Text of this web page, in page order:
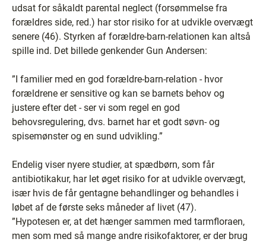
udsat for såkaldt parental neglect (forsømmelse fra
forældres side, red.) har stor risiko for at udvikle overvægt
senere (46). Styrken af forældre-barn-relationen kan altså
spille ind. Det billede genkender Gun Andersen:
”I familier med en god forældre-barn-relation - hvor
forældrene er sensitive og kan se barnets behov og
justere efter det - ser vi som regel en god
behovsregulering, dvs. barnet har et godt søvn- og
spisemønster og en sund udvikling.”
Endelig viser nyere studier, at spædbørn, som får
antibiotikakur, har let øget risiko for at udvikle overvægt,
især hvis de får gentagne behandlinger og behandles i
løbet af de første seks måneder af livet (47).
”Hypotesen er, at det hænger sammen med tarmfloraen,
men som med så mange andre risikofaktorer, er der brug